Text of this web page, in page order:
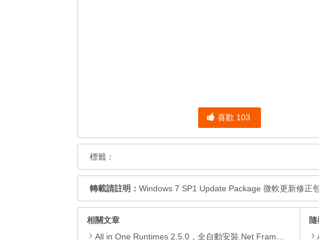
喜歡 103
標籤：
轉載請註明： Windows 7 SP1 Update Package 微軟更新修正
相關文章
All in One Runtimes 2.5.0，全自動安裝.Net Framework、Visual C++、DirectX、Flash Player、JRE